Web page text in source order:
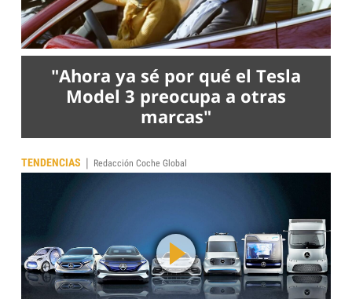
"Ahora ya sé por qué el Tesla
Model 3 preocupa a otras
marcas"
TENDENCIAS | Redacción Coche Global